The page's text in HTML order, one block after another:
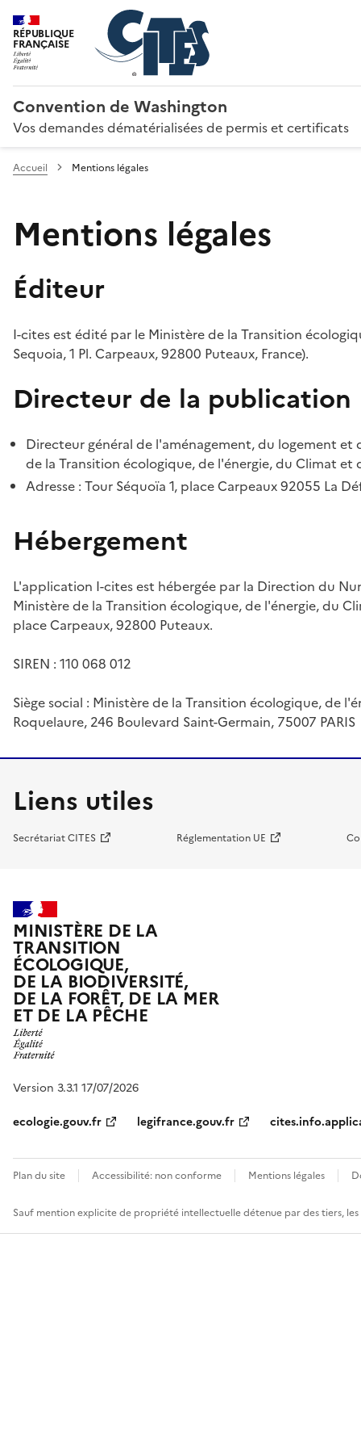
RÉPUBLIQUE
FRANÇAISE
Convention de Washington
Vos demandes dématérialisées de permis et certificats
Accueil Mentions légales
Mentions légales
Éditeur
I-cites est édité par le Ministère de la Transition
Sequoia, 1 Pl. Carpeaux, 92800 Puteaux, France).
Directeur de la publication
Directeur général de l'aménagement, du logement
de la Transition écologique, de l'énergie, du Climat et
Adresse : Tour Séquoïa 1, place Carpeaux 92055 La
Hébergement
L'application I-cites est hébergée par la Direction du
Ministère de la Transition écologique, de l'énergie, du
place Carpeaux, 92800 Puteaux.
SIREN : 110 068 012
Siège social : Ministère de la Transition écologique, de
Roquelaure, 246 Boulevard Saint-Germain, 75007 PARIS
Liens utiles
Secrétariat CITES Réglementation UE
MINISTÈRE DE LA
TRANSITION
ÉCOLOGIQUE,
DE LA BIODIVERSITÉ,
DE LA FORÊT, DE LA MER
ET DE LA PÊCHE
Version 3.3.1 17/07/2026
ecologie.gouv.fr
legifrance.gouv.fr
Plan du site Accessibilité: non conforme Mentions légales
Sauf mention explicite de propriété intellectuelle détenue par des tiers,